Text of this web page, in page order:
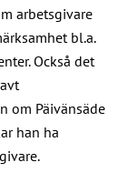
arbetsgivare
bl.a.
Också det
om Päivänsäde
han ha